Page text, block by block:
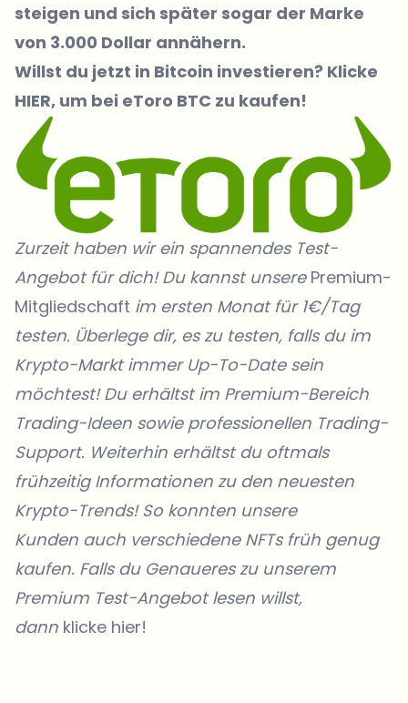
steigen und sich später sogar der Marke
von 3.000 Dollar annähern.
Willst du jetzt in Bitcoin investieren? Klicke
HIER, um bei eToro BTC zu kaufen!
Zurzeit haben wir ein spannendes Test-
Angebot für dich! Du kannst unsere Premium-
Mitgliedschaft im ersten Monat für 1€/Tag
testen. Überlege dir, es zu testen, falls du im
Krypto-Markt immer Up-To-Date sein
möchtest! Du erhältst im Premium-Bereich
Trading-Ideen sowie professionellen Trading-
Support. Weiterhin erhältst du oftmals
frühzeitig Informationen zu den neuesten
Krypto-Trends! So konnten unsere
Kunden auch verschiedene NFTs früh genug
kaufen. Falls du Genaueres zu unserem
Premium Test-Angebot lesen willst,
dann klicke hier!